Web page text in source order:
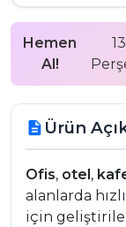
Hemen
Al!
description Ürün
Ofis, otel ,
alanlarda
için